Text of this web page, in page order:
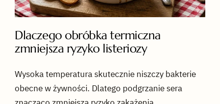
Dlaczego obróbka termiczna
zmniejsza ryzyko listeriozy
Wysoka temperatura skutecznie niszczy bakterie
obecne w żywności. Dlatego podgrzanie sera